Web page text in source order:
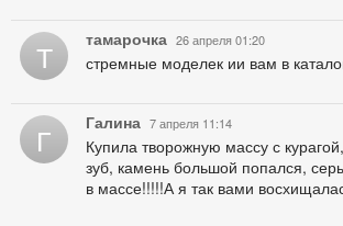
Т тамарочка 26 апреля 01:20
стремные моделек ии вам в
Г Галина 7 апреля 11:14
Купила творожную массу с
зуб, камень большой попался,
в массе!!!!!А я так вами